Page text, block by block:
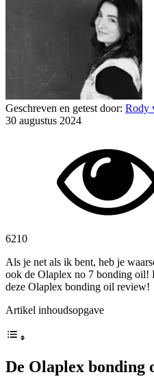
Geschreven en getest door: Rody
30 augustus 2024
6210
Als je net als ik bent, heb je
ook de Olaplex no 7 bonding oil!
deze Olaplex bonding oil review!
Artikel inhoudsopgave
De Olaplex bonding